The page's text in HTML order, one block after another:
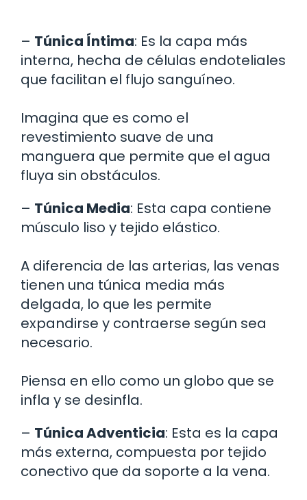
– Túnica Íntima: Es la capa más
interna, hecha de células endoteliales
que facilitan el flujo sanguíneo.
Imagina que es como el
revestimiento suave de una
manguera que permite que el agua
fluya sin obstáculos.
– Túnica Media: Esta capa contiene
músculo liso y tejido elástico.
A diferencia de las arterias, las venas
tienen una túnica media más
delgada, lo que les permite
expandirse y contraerse según sea
necesario.
Piensa en ello como un globo que se
infla y se desinfla.
– Túnica Adventicia: Esta es la capa
más externa, compuesta por tejido
conectivo que da soporte a la vena.